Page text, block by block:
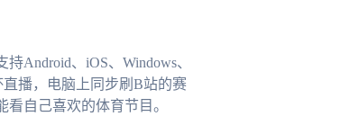
持Android、iOS、Windows、
播，电脑上同步刷B站的赛
自己喜欢的体育节目。